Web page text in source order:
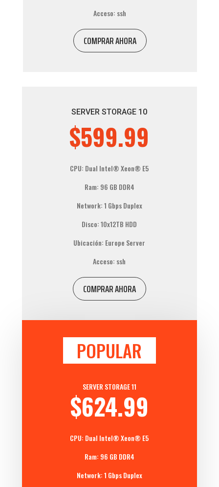
Acceso: ssh
COMPRAR AHORA
SERVER STORAGE 10
$599.99
CPU: Dual Intel® Xeon® E5
Ram: 96 GB DDR4
Network: 1 Gbps Duplex
Disco: 10x12TB HDD
Ubicación: Europe Server
Acceso: ssh
COMPRAR AHORA
POPULAR
SERVER STORAGE 11
$624.99
CPU: Dual Intel® Xeon® E5
Ram: 96 GB DDR4
Network: 1 Gbps Duplex